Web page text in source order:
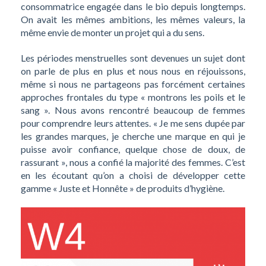
consommatrice engagée dans le bio depuis longtemps.
On avait les mêmes ambitions, les mêmes valeurs, la
même envie de monter un projet qui a du sens.
Les périodes menstruelles sont devenues un sujet dont
on parle de plus en plus et nous nous en réjouissons,
même si nous ne partageons pas forcément certaines
approches frontales du type « montrons les poils et le
sang ». Nous avons rencontré beaucoup de femmes
pour comprendre leurs attentes. « Je me sens dupée par
les grandes marques, je cherche une marque en qui je
puisse avoir confiance, quelque chose de doux, de
rassurant », nous a confié la majorité des femmes. C’est
en les écoutant qu’on a choisi de développer cette
gamme « Juste et Honnête » de produits d’hygiène.